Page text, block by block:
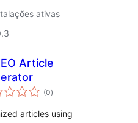
ativas
Article
(0avaliações
totais
)
articles using